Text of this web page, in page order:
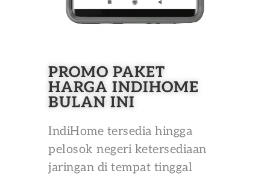
PROMO PAKET
HARGA INDIHOME
BULAN INI
IndiHome tersedia hingga
pelosok negeri ketersediaan
jaringan di tempat tinggal